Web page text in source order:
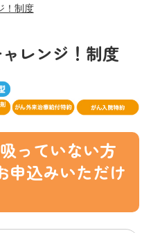
！制度
レンジ！制度
っていない方
申込みいただけ